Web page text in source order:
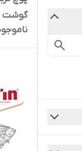
گوشت